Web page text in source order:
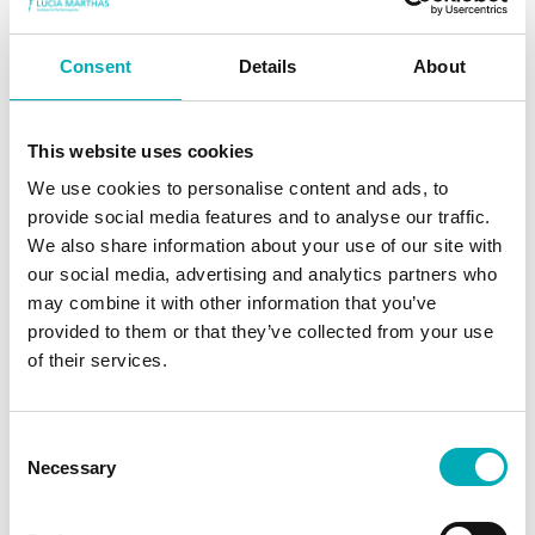
Consent Details About
This website uses cookies
We use cookies to personalise content and ads, to
provide social media features and to analyse our traffic.
We also share information about your use of our site with
our social media, advertising and analytics partners who
may combine it with other information that you’ve
provided to them or that they’ve collected from your use
of their services.
Selection
Necessary
Tijdelijk niet beschikbaar
Hoodie Noah
Toevoegen voor€54,95€41,21
elk
Uitverkocht